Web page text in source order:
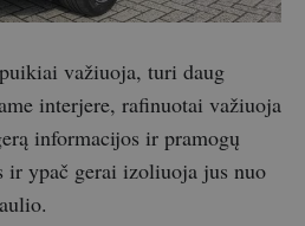
važiuoja, turi daug
interjere, rafinuotai važiuoja
informacijos ir pramogų
ir ypač gerai izoliuoja jus nuo